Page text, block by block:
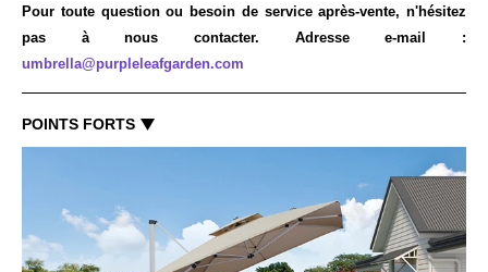
Pour toute question ou besoin de service après-vente, n'hésitez
pas à nous contacter. Adresse e-mail :
umbrella@purpleleafgarden.com
POINTS FORTS